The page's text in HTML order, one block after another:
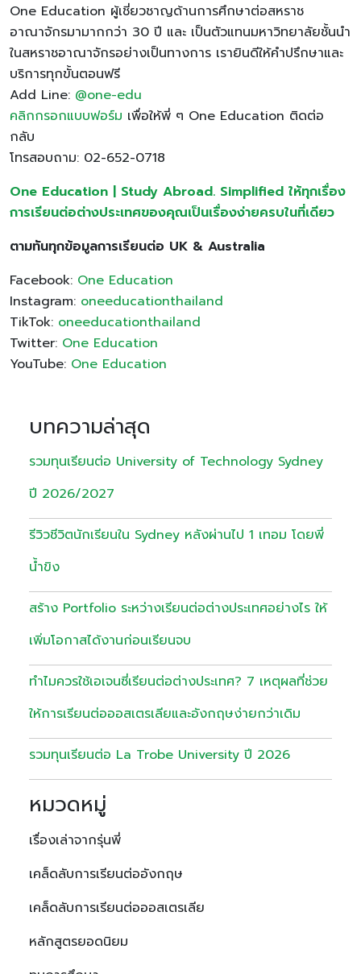
One Education ผู้เชี่ยวชาญด้านการศึกษาต่อสหราช
อาณาจักรมามากกว่า 30 ปี และ เป็นตัวแทนมหาวิทยาลัยชั้นนำ
ในสหราชอาณาจักรอย่างเป็นทางการ เรายินดีให้คำปรึกษาและ
บริการทุกขั้นตอนฟรี
Add Line: @one-edu
คลิกกรอกแบบฟอร์ม เพื่อให้พี่ ๆ One Education ติดต่อ
กลับ
โทรสอบถาม: 02-652-0718
One Education | Study Abroad. Simplified ให้ทุกเรื่อง
การเรียนต่อต่างประเทศของคุณเป็นเรื่องง่ายครบในที่เดียว
ตามทันทุกข้อมูลการเรียนต่อ UK & Australia
Facebook: One Education
Instagram: oneeducationthailand
TikTok: oneeducationthailand
Twitter: One Education
YouTube: One Education
บทความล่าสุด
รวมทุนเรียนต่อ University of Technology Sydney
ปี 2026/2027
รีวิวชีวิตนักเรียนใน Sydney หลังผ่านไป 1 เทอม โดยพี่
น้ำขิง
สร้าง Portfolio ระหว่างเรียนต่อต่างประเทศอย่างไร ให้
เพิ่มโอกาสได้งานก่อนเรียนจบ
ทำไมควรใช้เอเจนซี่เรียนต่อต่างประเทศ? 7 เหตุผลที่ช่วย
ให้การเรียนต่อออสเตรเลียและอังกฤษง่ายกว่าเดิม
รวมทุนเรียนต่อ La Trobe University ปี 2026
หมวดหมู่
เรื่องเล่าจากรุ่นพี่
เคล็ดลับการเรียนต่ออังกฤษ
เคล็ดลับการเรียนต่อออสเตรเลีย
หลักสูตรยอดนิยม